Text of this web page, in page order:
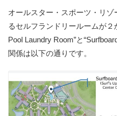
オールスター・スポーツ・リ
るセルフランドリールームが２
Pool Laundry Room”と
関係は以下の通りです。